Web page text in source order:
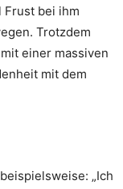
Frust bei ihm
Trotzdem
einer massiven
mit dem
„Ich